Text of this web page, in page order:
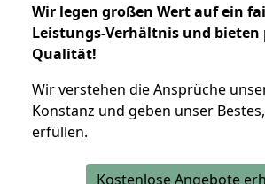
Wir legen großen Wert auf ein
Leistungs-Verhältnis und bieten
Qualität!
Wir verstehen die Ansprüche
Konstanz und geben unser
erfüllen.
Kostenlose Angebote